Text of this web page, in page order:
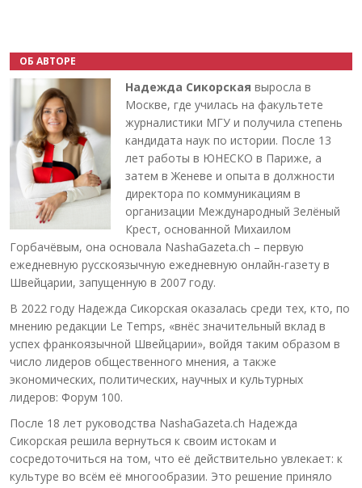
ОБ АВТОРЕ
Надежда Сикорская выросла в
Москве, где училась на факультете
журналистики МГУ и получила степень
кандидата наук по истории. После 13
лет работы в ЮНЕСКО в Париже, а
затем в Женеве и опыта в должности
директора по коммуникациям в
организации Международный Зелёный
Крест, основанной Михаилом
Горбачёвым, она основала NashaGazeta.ch – первую
ежедневную русскоязычную ежедневную онлайн-газету в
Швейцарии, запущенную в 2007 году.
В 2022 году Надежда Сикорская оказалась среди тех, кто, по
мнению редакции Le Temps, «внёс значительный вклад в
успех франкоязычной Швейцарии», войдя таким образом в
число лидеров общественного мнения, а также
экономических, политических, научных и культурных
лидеров: Форум 100.
После 18 лет руководства NashaGazeta.ch Надежда
Сикорская решила вернуться к своим истокам и
сосредоточиться на том, что её действительно увлекает: к
культуре во всём её многообразии. Это решение приняло